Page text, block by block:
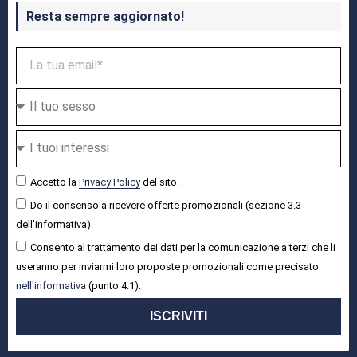
Resta sempre aggiornato!
Accetto la Privacy Policydel sito.
Do il consenso a ricevere offerte promozionali (sezione 3.3
dell'informativa).
Consento al trattamento dei dati per la comunicazione a terzi che li
useranno per inviarmi loro proposte promozionali come precisato
nell'informativa (punto 4.1).
ISCRIVITI